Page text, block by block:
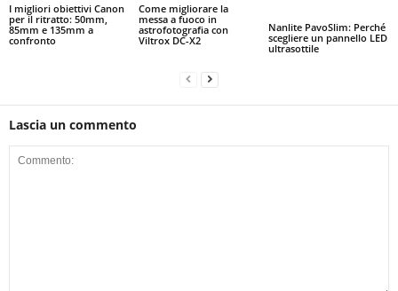
I migliori obiettivi Canon
per il ritratto: 50mm,
85mm e 135mm a
confronto
Come migliorare la
messa a fuoco in
astrofotografia con
Viltrox DC-X2
Nanlite PavoSlim: Perché
scegliere un pannello LED
ultrasottile
Lascia un commento